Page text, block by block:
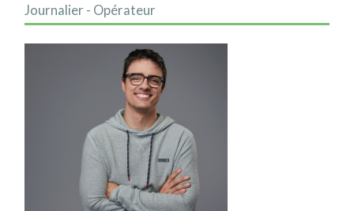
Journalier - Opérateur